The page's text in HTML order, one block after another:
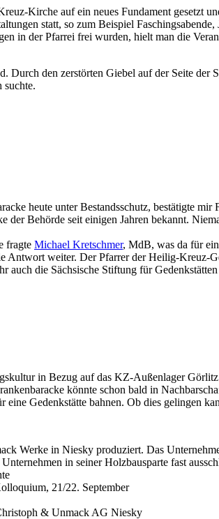
Kirche auf ein neues Fundament gesetzt
statt, so zum Beispiel
in der Pfarrei frei wurden, hielt man die
Durch den zerstörten Giebel auf der Seite
suchte.
heute unter Bestandsschutz, bestätigte mir
der Behörde seit einigen Jahren bekannt.
fragte Michael Kretschmer, MdB, was da für
weiter. Der Pfarrer der Heilig-Kreuz-
auch die Sächsische Stiftung für
in Bezug auf das KZ-Außenlager Görlitz
könnte schon bald in
Gedenkstätte bahnen. Ob dies gelingen
Werke in Niesky produziert. Das
in seiner Holzbausparte fast
21/22. September
& Unmack AG Niesky